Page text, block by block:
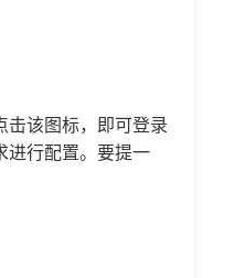
击该图标，即可登录
进行配置。要提一